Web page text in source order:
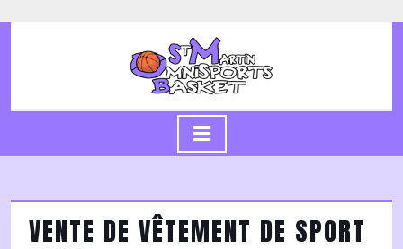
to
VENTE DE VÊTEMENT DE SPORT